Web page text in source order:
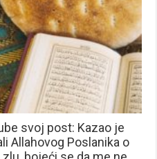
svoj post: Kazao je
Allahovog Poslanika o